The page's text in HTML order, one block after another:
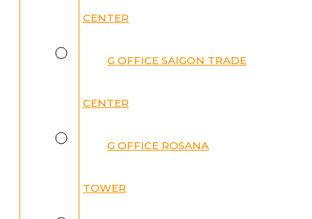
CENTER
G OFFICE SAIGON TRADE
CENTER
G OFFICE ROSANA
TOWER